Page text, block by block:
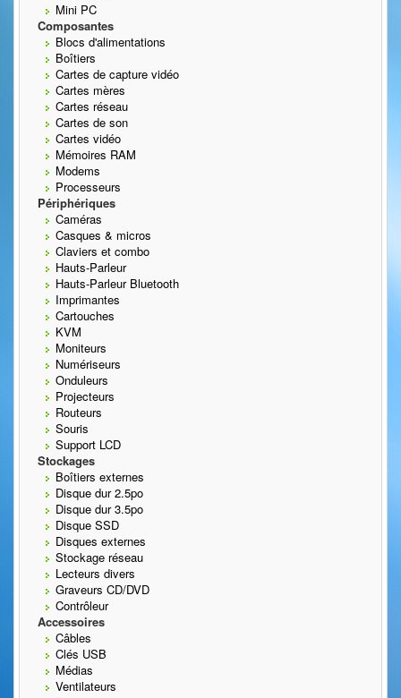
Mini PC
Composantes
Blocs d'alimentations
Boîtiers
Cartes de capture vidéo
Cartes mères
Cartes réseau
Cartes de son
Cartes vidéo
Mémoires RAM
Modems
Processeurs
Périphériques
Caméras
Casques & micros
Claviers et combo
Hauts-Parleur
Hauts-Parleur Bluetooth
Imprimantes
Cartouches
KVM
Moniteurs
Numériseurs
Onduleurs
Projecteurs
Routeurs
Souris
Support LCD
Stockages
Boîtiers externes
Disque dur 2.5po
Disque dur 3.5po
Disque SSD
Disques externes
Stockage réseau
Lecteurs divers
Graveurs CD/DVD
Contrôleur
Accessoires
Câbles
Clés USB
Médias
Ventilateurs